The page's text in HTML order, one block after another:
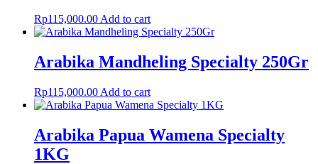
Rp115,000.00 Add to cart
Arabika Mandheling Specialty 250Gr
Rp115,000.00 Add to cart
Arabika Papua Wamena Specialty
1KG